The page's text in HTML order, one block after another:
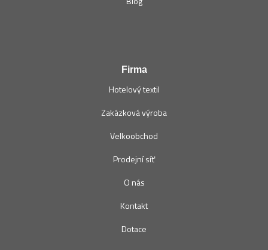
Firma
Hotelový textil
Zakázková výroba
Velkoobchod
Prodejní síť
O nás
Kontakt
Dotace